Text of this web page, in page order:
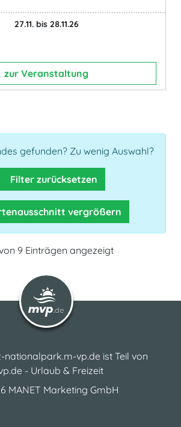
27.11. bis 28.11.26
zur Veranstaltung
gefunden? Zu wenig Auswahl?
Filter zurücksetzen
vergrößern
9 Einträgen angezeigt
nationalpark.m-vp.de ist Teil von
- Urlaub & Freizeit
MANET Marketing GmbH